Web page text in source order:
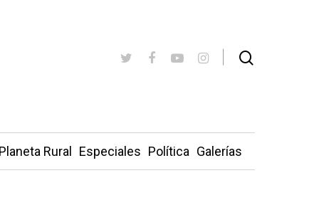
Planeta Rural Especiales Política Galerías